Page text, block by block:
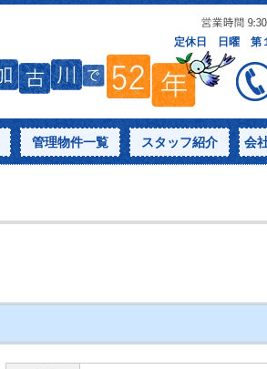
管理物件一覧 スタッフ紹介 会